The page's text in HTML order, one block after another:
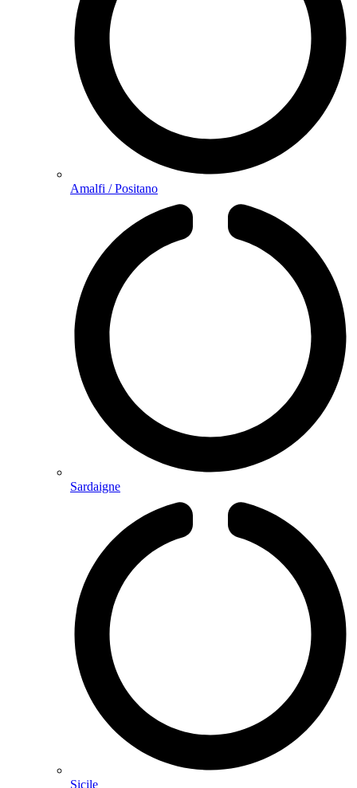
Amalfi / Positano
Sardaigne
Sicile